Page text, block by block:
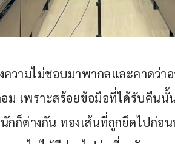
ความไม่ชอบมาพากลและคาดว่า
อม เพราะสร้อยข้อมือที่ได้รับคืน
กก็ต่างกัน ทองเส้นที่ถูกยึดไปก่